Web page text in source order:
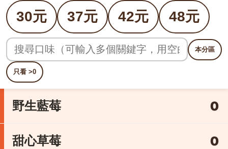
本月快速組合
30元 37元 42元 48元
本分區
只看 >0
野生藍莓 0
甜心草莓 0